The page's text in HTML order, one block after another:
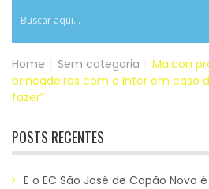
Home Sem categoria
Maicon
brincadeiras com o Inter em caso
fazer”
POSTS RECENTES
E o EC São José de Capão Novo